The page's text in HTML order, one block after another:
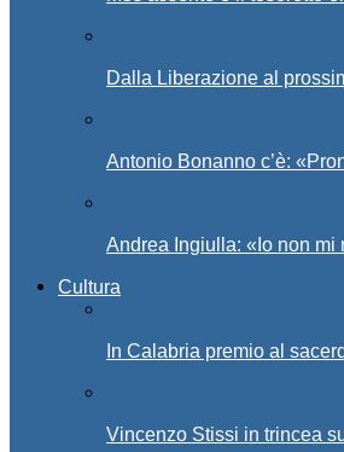
Dalla Liberazione al
Antonio Bonanno c’è:
Andrea Ingiulla: «Io non
Cultura
In Calabria premio al
Vincenzo Stissi in trincea